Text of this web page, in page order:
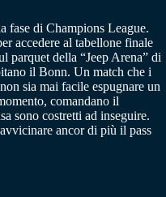
fase di Champions League.
accedere al tabellone finale
parquet della “Jeep Arena” di
il Bonn. Un match che i
sia mai facile espugnare un
comandano il
sono costretti ad inseguire.
ancor di più il pass